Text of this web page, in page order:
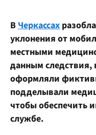
В Черкассах
уклонения от
местными
данным следствия,
оформляли
подделывали
чтобы обеспечить
службе.